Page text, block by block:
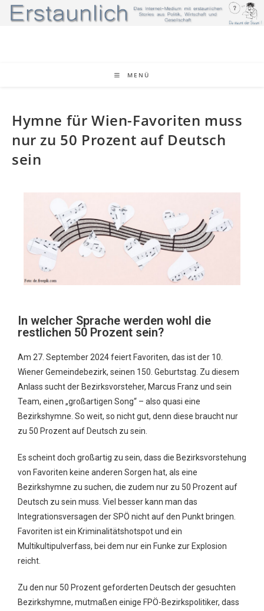
MENÜ
Hymne für Wien-Favoriten muss
nur zu 50 Prozent auf Deutsch
sein
In welcher Sprache werden wohl die
restlichen 50 Prozent sein?
Am 27. September 2024 feiert Favoriten, das ist der 10.
Wiener Gemeindebezirk, seinen 150. Geburtstag. Zu diesem
Anlass sucht der Bezirksvorsteher, Marcus Franz und sein
Team, einen „großartigen Song“ – also quasi eine
Bezirkshymne. So weit, so nicht gut, denn diese braucht nur
zu 50 Prozent auf Deutsch zu sein.
Es scheint doch großartig zu sein, dass die Bezirksvorstehung
von Favoriten keine anderen Sorgen hat, als eine
Bezirkshymne zu suchen, die zudem nur zu 50 Prozent auf
Deutsch zu sein muss. Viel besser kann man das
Integrationsversagen der SPÖ nicht auf den Punkt bringen.
Favoriten ist ein Kriminalitätshotspot und ein
Multikultipulverfass, bei dem nur ein Funke zur Explosion
reicht.
Zu den nur 50 Prozent geforderten Deutsch der gesuchten
Bezirkshymne, mutmaßen einige FPÖ-Bezirkspolitiker, dass